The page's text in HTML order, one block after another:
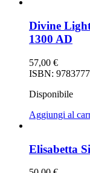
Divine
1300 AD
57,00 €
ISBN:
Disponibile
Aggiungi al
Elisabetta